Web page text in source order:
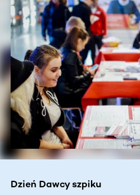
Dzień Dawcy szpiku